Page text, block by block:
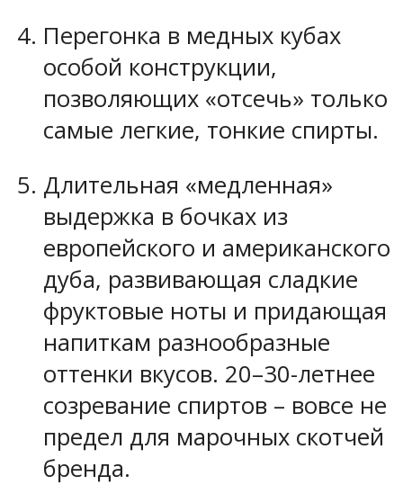
Перегонка в медных кубах
особой конструкции,
позволяющих «отсечь» только
самые легкие, тонкие спирты.
Длительная «медленная»
выдержка в бочках из
европейского и американского
дуба, развивающая сладкие
фруктовые ноты и придающая
напиткам разнообразные
оттенки вкусов. 20–30-летнее
созревание спиртов – вовсе не
предел для марочных скотчей
бренда.